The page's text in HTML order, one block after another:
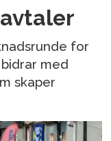
for
med
skaper